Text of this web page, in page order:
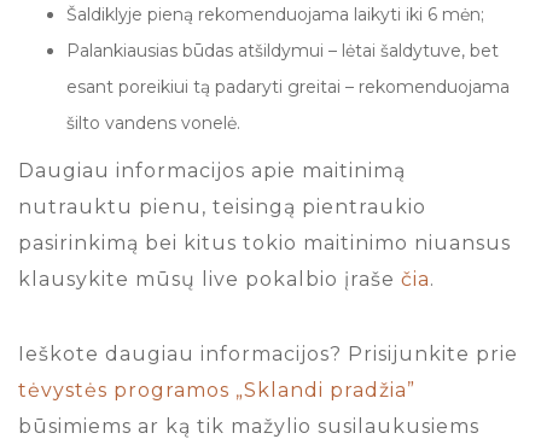
Šaldiklyje pieną rekomenduojama laikyti iki 6 mėn;
Palankiausias būdas atšildymui – lėtai šaldytuve, bet
esant poreikiui tą padaryti greitai – rekomenduojama
šilto vandens vonelė.
Daugiau informacijos apie maitinimą
nutrauktu pienu, teisingą pientraukio
pasirinkimą bei kitus tokio maitinimo niuansus
klausykite mūsų live pokalbio įraše čia.
Ieškote daugiau informacijos? Prisijunkite prie
tėvystės programos „Sklandi pradžia”
būsimiems ar ką tik mažylio susilaukusiems